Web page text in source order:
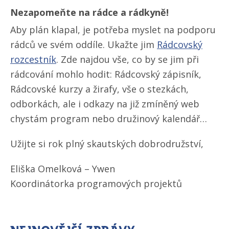
Nezapomeňte na rádce a rádkyně!
Aby plán klapal, je potřeba myslet na podporu
rádců ve svém oddíle. Ukažte jim Rádcovský
rozcestník. Zde najdou vše, co by se jim při
rádcování mohlo hodit: Rádcovský zápisník,
Rádcovské kurzy a žirafy, vše o stezkách,
odborkách, ale i odkazy na již zmíněný web
chystám program nebo družinový kalendář…
Užijte si rok plný skautských dobrodružství,
Eliška Omelková – Ywen
Koordinátorka programových projektů